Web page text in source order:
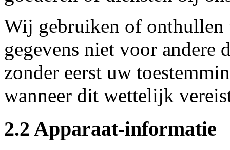
Wij gebruiken of onthullen
gegevens niet voor andere
zonder eerst uw
wanneer dit wettelijk
2.2 Apparaat-informatie